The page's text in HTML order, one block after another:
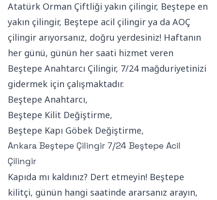
Atatürk Orman Çiftliği yakın çilingir, Beştepe en
yakın çilingir, Beştepe acil çilingir ya da AOÇ
çilingir arıyorsanız, doğru yerdesiniz! Haftanın
her günü, günün her saati hizmet veren
Beştepe Anahtarcı Çilingir, 7/24 mağduriyetinizi
gidermek için çalışmaktadır.
Beştepe Anahtarcı,
Beştepe Kilit Değiştirme,
Beştepe Kapı Göbek Değiştirme,
Ankara Beştepe Çilingir 7/24 Beştepe Acil
Çilingir
Kapıda mı kaldınız? Dert etmeyin! Beştepe
kilitçi, günün hangi saatinde ararsanız arayın,